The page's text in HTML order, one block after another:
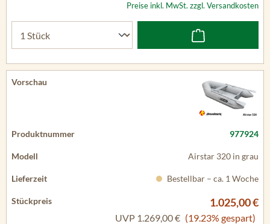
Preise inkl. MwSt. zzgl. Versandkosten
977924
Airstar 320 in grau
Bestellbar – ca. 1 Woche
1.025,00 €
UVP 1.269,00 € (19.23% gespart)